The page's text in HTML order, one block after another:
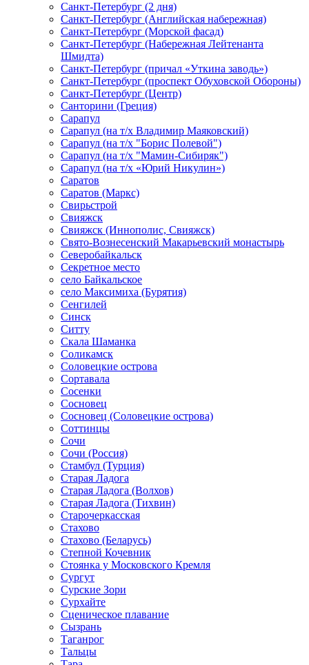
Санкт-Петербург (2 дня)
Санкт-Петербург (Английская набережная)
Санкт-Петербург (Морской фасад)
Санкт-Петербург (Набережная Лейтенанта
Шмидта)
Санкт-Петербург (причал «Уткина заводь»)
Санкт-Петербург (проспект Обуховской Обороны)
Санкт-Петербург (Центр)
Санторини (Греция)
Сарапул
Сарапул (на т/х Владимир Маяковский)
Сарапул (на т/х "Борис Полевой")
Сарапул (на т/х "Мамин-Сибиряк")
Сарапул (на т/х «Юрий Никулин»)
Саратов
Саратов (Маркс)
Свирьстрой
Свияжск
Свияжск (Иннополис, Свияжск)
Свято-Вознесенский Макарьевский монастырь
Северобайкальск
Секретное место
село Байкальское
село Максимиха (Бурятия)
Сенгилей
Синск
Ситту
Скала Шаманка
Соликамск
Соловецкие острова
Сортавала
Сосенки
Сосновец
Сосновец (Соловецкие острова)
Соттинцы
Сочи
Сочи (Россия)
Стамбул (Турция)
Старая Ладога
Старая Ладога (Волхов)
Старая Ладога (Тихвин)
Старочеркасская
Стахово
Стахово (Беларусь)
Степной Кочевник
Стоянка у Московского Кремля
Сургут
Сурские Зори
Сурхайте
Сценическое плавание
Сызрань
Таганрог
Тальцы